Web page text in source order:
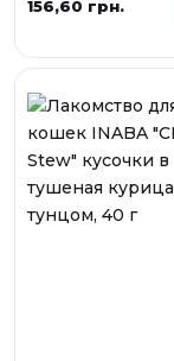
156,60 грн.